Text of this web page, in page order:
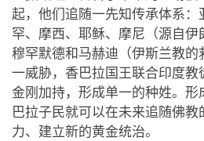
起，他们追随一先知传承体系：
罕、摩西、耶稣、摩尼（源自伊
穆罕默德和马赫迪（伊斯兰教的
一威胁，香巴拉国王联合印度教
金刚加持，形成单一的种姓。
巴拉子民就可以在未来追随佛
力、建立新的黄金统治。